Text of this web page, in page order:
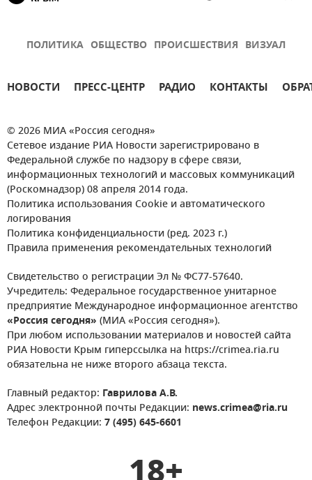
ПОЛИТИКА ОБЩЕСТВО ПРОИСШЕСТВИЯ ВИЗУАЛ
НОВОСТИ ПРЕСС-ЦЕНТР РАДИО КОНТАКТЫ
© 2026 МИА «Россия сегодня»
Сетевое издание РИА Новости зарегистрировано в
Федеральной службе по надзору в сфере связи,
информационных технологий и массовых коммуникаций
(Роскомнадзор) 08 апреля 2014 года.
Политика использования Cookie и автоматического
логирования
Политика конфиденциальности (ред. 2023 г.)
Правила применения рекомендательных технологий
Свидетельство о регистрации Эл № ФС77-57640.
Учредитель: Федеральное государственное унитарное
предприятие Международное информационное агентство
«Россия сегодня» (МИА «Россия сегодня»).
При любом использовании материалов и новостей сайта
РИА Новости Крым гиперссылка на https://crimea.ria.ru
обязательна не ниже второго абзаца текста.
Главный редактор: Гаврилова А.В.
Адрес электронной почты Редакции: news.crimea@ria.ru
Телефон Редакции: 7 (495) 645-6601